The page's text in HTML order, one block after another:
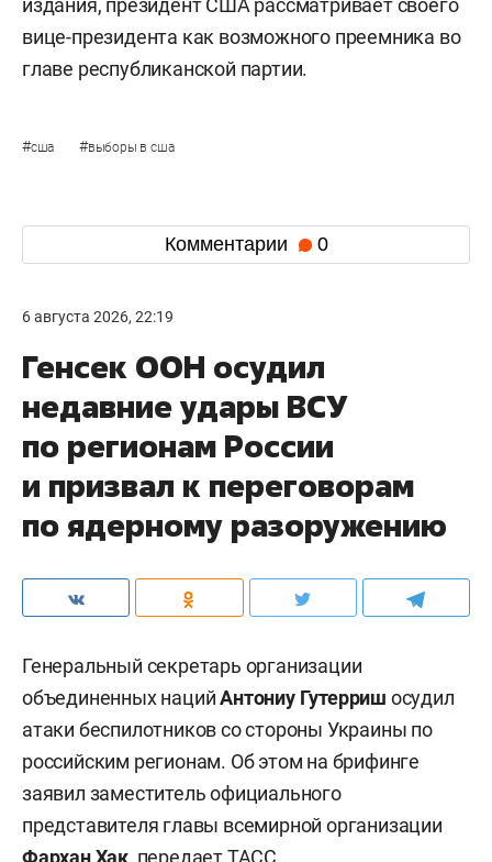
вице-президента как возможного преемника во
главе республиканской партии.
#сша #выборы в сша
Комментарии 0
6 августа 2026, 22:19
Генсек ООН осудил
недавние удары ВСУ
по регионам России
и призвал к переговорам
по ядерному разоружению
Генеральный секретарь организации
объединенных нацийАнтониу Гутерриш осудил
атаки беспилотников со стороны Украины по
российским регионам. Об этом на брифинге
заявил заместитель официального
представителя главы всемирной организации
Фархан Хак, передаетТАСС.